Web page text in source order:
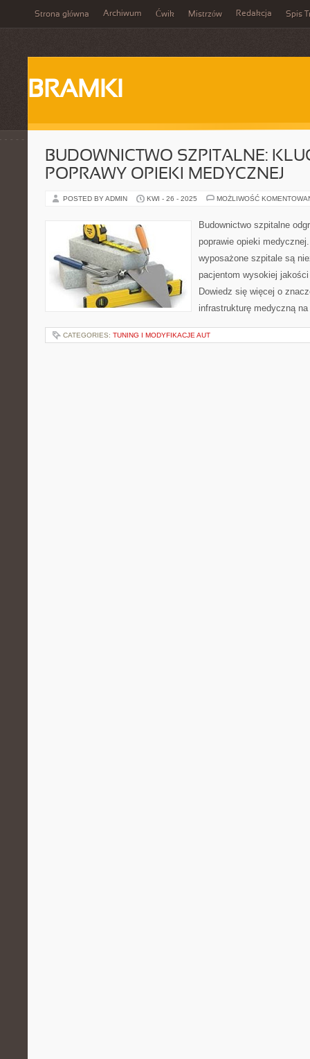
Strona główna Archiwum Ćwik Mistrzów Redakcja Spis
BRAMKI
BUDOWNICTWO SZPITALNE:
POPRAWY OPIEKI MEDYCZNEJ
POSTED BY ADMIN KWI - 26 - 2025 MOŻLIWOŚĆ
Budownictwo szpitalne
poprawie opieki
wyposażone szpitale są
pacjentom wysokiej
Dowiedz się więcej o
infrastrukturę medyczną
CATEGORIES: TUNING I MODYFIKACJE AUT